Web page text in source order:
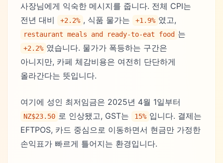
사장님에게 익숙한 메시지를 줍니다. 전체 CPI는
전년 대비
+2.2% , 식품 물가는 +1.9% 였고,
restaurant meals and ready-to-eat food 는
+2.2% 였습니다. 물가가 폭등하는 구간은
아니지만, 카페 체감비용은 여전히 단단하게
올라간다는 뜻입니다.
여기에 성인 최저임금은 2025년 4월 1일부터
NZ$23.50 로 인상됐고, GST는 15% 입니다. 결제는
EFTPOS, 카드 중심으로 이동하면서 현금만 가정한
손익표가 빠르게 틀어지는 환경입니다.